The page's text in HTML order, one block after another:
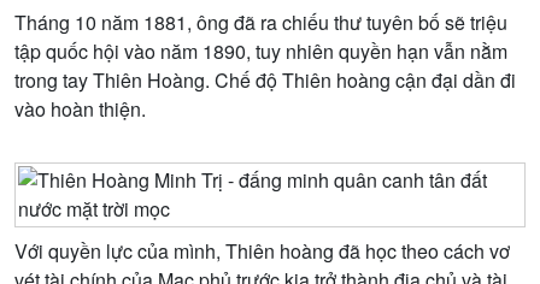
Tháng 10 năm 1881, ông đã ra chiếu thư tuyên bố sẽ triệu
tập quốc hội vào năm 1890, tuy nhiên quyền hạn vẫn nằm
trong tay Thiên Hoàng. Chế độ Thiên hoàng cận đại dần đi
vào hoàn thiện.
Với quyền lực của mình, Thiên hoàng đã học theo cách vơ